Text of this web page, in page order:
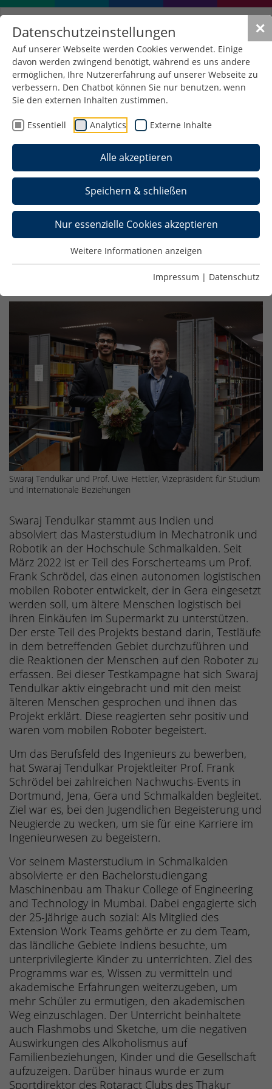
✕
Datenschutzeinstellungen
Auf unserer Webseite werden Cookies verwendet. Einige
davon werden zwingend benötigt, während es uns andere
ermöglichen, Ihre Nutzererfahrung auf unserer Webseite zu
verbessern. Den Chatbot können Sie nur benutzen, wenn
Sie den externen Inhalten zustimmen.
Essentiell Analytics Externe Inhalte
Alle akzeptieren
Speichern & schließen
Nur essenzielle Cookies akzeptieren
Weitere Informationen anzeigen
Impressum | Datenschutz
DAAD-Preis für indischen
Studenten
22. November 2023/Allgemein , Maschinenbau ,
Den mit 1.000 Euro dotierten Preis des
Deutschen Akademischen Austauschdienstes
(DAAD) für hervorragende Leistungen
ausländischer Studierender an deutschen
Hochschulen erhält in diesem Jahr Swaraj
Tendulkar.
Swaraj Tendulkar und Prof. Uwe Hettler, Vizepräsident für Studium
und Internationale Beziehungen
Swaraj Tendulkar stammt aus Indien und
absolviert das Masterstudium in Mechatronik und
Robotik an der Hochschule Schmalkalden. Seit
März 2022 ist er Teil des Forscherteams um Prof.
Frank Schrödel, das einen autonomen logistischen
mobilen Roboter entwickelt, der in Gera eingesetzt
werden soll, um ältere Menschen logistisch bei
ihren Einkäufen im Supermarkt zu unterstützen.
Der erste Teil des Projekts bestand darin, Testläufe
in dem betreffenden Gebiet durchzuführen und
die Reaktionen der Menschen auf den Roboter zu
erfassen. Bei dieser Testkampagne hat sich Swaraj
Tendulkar aktiv eingebracht und mit den meist
älteren Menschen gesprochen und ihnen das
Projekt erklärt. Diese reagierten sehr positiv und
waren vom mobilen Roboter begeistert.
Um das Berufsfeld des Ingenieurs zu bewerben,
hat Swaraj Tendulkar Projektleiter Prof. Frank
Schrödel bei zahlreichen Nachwuchs-Events in
Dortmund, Jena, Gera und Schmalkalden begleitet.
Ziel war es, bei den Jugendlichen Begeisterung und
Neugierde zu wecken, um sie für eine Karriere im
Ingenieurwesen zu begeistern.
Vor seinem Masterstudium in Schmalkalden
absolvierte er den Bachelorstudiengang
Maschinenbau am Thakur College of Engineering
and Technology in Mumbai. Dabei engagierte sich
der 25-Jährige auch sozial: Als Mitglied des
Extension Work Teams gehörte er zu dem Team,
das ländliche Gebiete Indiens besuchte, um
unterprivilegierte Kinder zu unterrichten. Ziel des
Programms war es, Wissen zu vermitteln und
akademische Erfahrungen weiterzugeben, um
mehr Schüler zu ermutigen, den akademischen
Weg einzuschlagen. Der Unterricht beinhaltete
auch Flashmobs und Sketche, um die negativen
Auswirkungen des Alkoholismus auf
Familienbeziehungen, Kinder und die Gesellschaft
aufzuzeigen. Darüber hinaus wurde er zum
Sportdirektor des Rotaract Clubs des Thakur